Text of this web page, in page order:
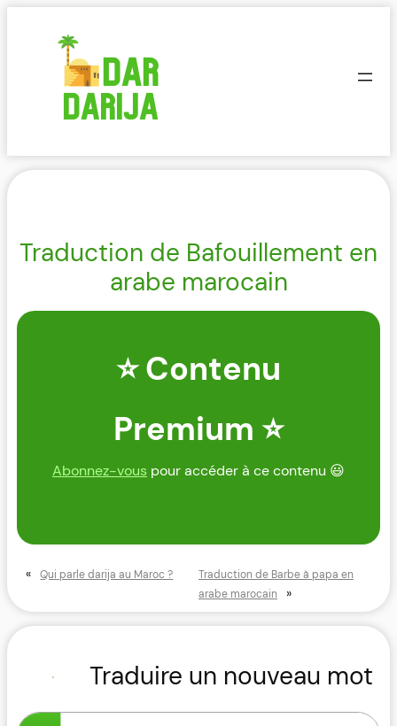
Traduction de Bafouillement en
arabe marocain
⭐ Contenu
Premium ⭐
Abonnez-vous pour accéder à ce contenu 😃
« Qui parle darija au Maroc ?
Traduction de Barbe à papa en
arabe marocain
»
Traduire un nouveau mot